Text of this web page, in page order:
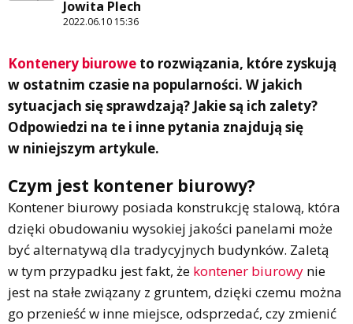
Jowita Plech
2022.06.10 15:36
Kontenery biurowe to rozwiązania, które zyskują
w ostatnim czasie na popularności. W jakich
sytuacjach się sprawdzają? Jakie są ich zalety?
Odpowiedzi na te i inne pytania znajdują się
w niniejszym artykule.
Czym jest kontener biurowy?
Kontener biurowy posiada konstrukcję stalową, która
dzięki obudowaniu wysokiej jakości panelami może
być alternatywą dla tradycyjnych budynków. Zaletą
w tym przypadku jest fakt, że kontener biurowy nie
jest na stałe związany z gruntem, dzięki czemu można
go przenieść w inne miejsce, odsprzedać, czy zmienić